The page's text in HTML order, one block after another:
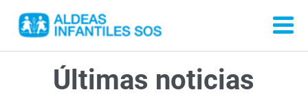
Últimas noticias